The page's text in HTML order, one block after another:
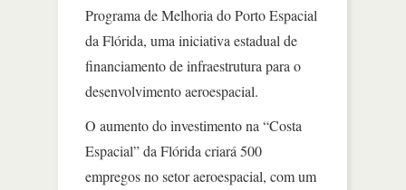
Programa de Melhoria do Porto Espacial
da Flórida, uma iniciativa estadual de
financiamento de infraestrutura para o
desenvolvimento aeroespacial.
O aumento do investimento na “Costa
Espacial” da Flórida criará 500
empregos no setor aeroespacial, com um